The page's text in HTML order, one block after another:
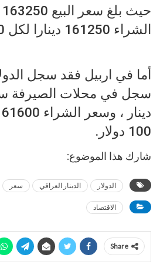
الشراء 161250 دينارا لكل 100 دولار.
أما في اربيل فقد سجل
100 دولار.
شارك هذا الموضوع:
الدولار الدينار العراقي سعر
الاقتصاد
Share